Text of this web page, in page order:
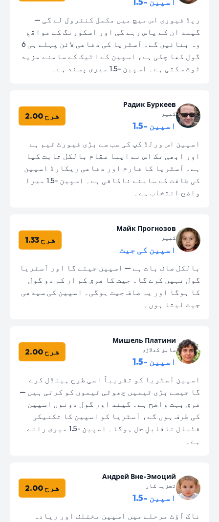
ریڈ فیوری اس میچ میں مکمل کنٹرول لے گی —
گیند ان کے پاس رہے گی اور اسکورنگ کے مواقع
وہ بنائیں گے۔ آسٹریا کی دفاعی لائن پہلے ہی 6
گول کھا چکی ہے، اسپین کے اٹیک کے سامنے مزید
ٹوٹ سکتی ہے۔ اسپین -1.5 میری پسند ہے۔
Радик Буркеев
کیپر
اسپین -1.5
شرح 2.00
اسپین اس ورلڈ کپ کی سب سے بڑی فیورٹ ٹیم ہے
اور ابھی تک اس نے اپنا مقام بالکل ثابت کیا
ہے۔ آسٹریا کا فارم اور دفاعی ریکارڈ اسپین
کی طاقت کے سامنے ناکافی ہے۔ اسپین -1.5 میرا
واضح انتخاب ہے۔
Майк Прогнозов
کیپر
اسپین کی جیت
شرح 1.33
بالکل صاف بات ہے — اسپین جیتے گا اور آسٹریا
گول نہیں کرے گا۔ جیت کا فرق کم از کم دو گول
کا ہوگا اور یہ صاف جیت ہوگی۔ اسپین کی سیدھی
جیت لیتا ہوں۔
Мишель Платини
سابق کھلاڑی
اسپین -1.5
شرح 2.00
اسپین آسٹریا کو تقریباً اسی طرح ہینڈل کرے
گا جیسے بڑی ٹیمیں چھوٹی ٹیموں کو کرتی ہیں —
فرق بہت واضح ہے۔ گیند اور گول دونوں اسپین
کی طرف ہوں گے، آسٹریا کو اسپین کا تکنیکی
فٹبال ناقابلِ حل ہوگا۔ اسپین -1.5 میری رائے
ہے۔
Андрей Вне-Эмоций
تجزیہ کار
اسپین -1.5
شرح 2.00
ناک آؤٹ مرحلے میں اسپین مختلف اور زیادہ